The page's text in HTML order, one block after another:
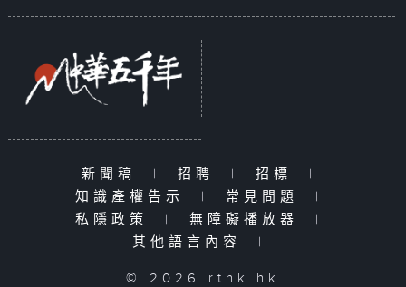
新聞稿 | 招聘 | 招標
|
知識產權告示
| 常見問題
|
私隱政策
| 無障礙播放器
|
其他語言內容
|
© 2026 rthk.hk